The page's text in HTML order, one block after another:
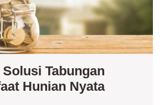
Tabungan
Hunian Nyata